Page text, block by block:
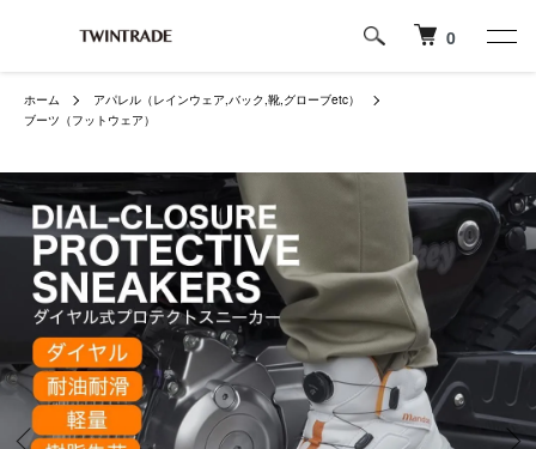
0
ホーム
アパレル（レインウェア,バック,靴,グローブetc）
ブーツ（フットウェア）